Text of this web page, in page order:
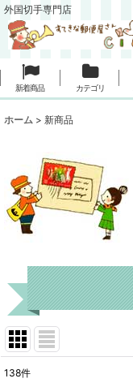
外国切手専門店
新着商品 カテゴリ
ホーム > 新商品
138件